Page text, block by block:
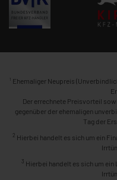
1 Ehemaliger Neupreis
Der errechnete Preisvorteil
gegenüber der ehemaligen
Tag der
2 Hierbei handelt es sich um ein
3 Hierbei handelt es sich um